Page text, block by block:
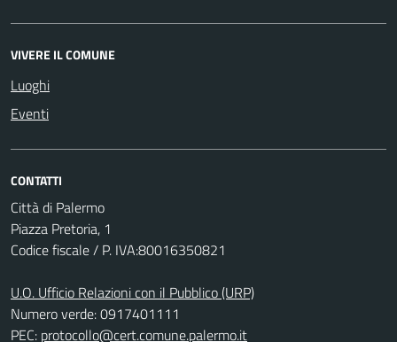
VIVERE IL COMUNE
Luoghi
Eventi
CONTATTI
Città di Palermo
Piazza Pretoria, 1
Codice fiscale / P. IVA:80016350821
U.O. Ufficio Relazioni con il Pubblico (URP)
Numero verde: 0917401111
PEC: protocollo@cert.comune.palermo.it